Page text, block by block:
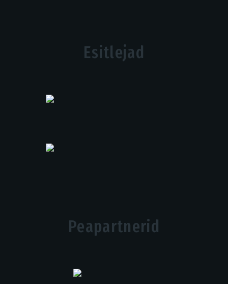
Esitlejad
Peapartnerid